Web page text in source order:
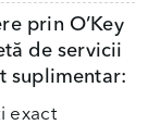
prin O’Key
de servicii
suplimentar:
exact